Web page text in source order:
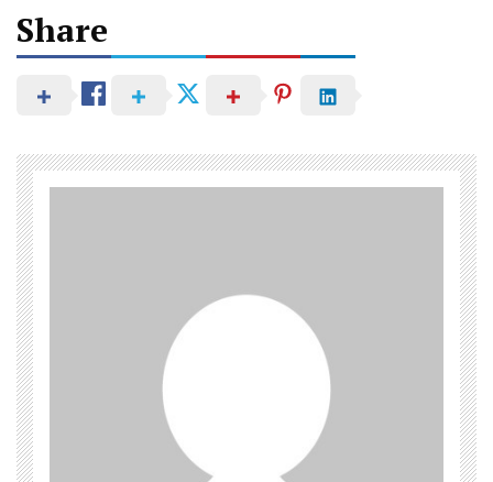
Navigare
Share